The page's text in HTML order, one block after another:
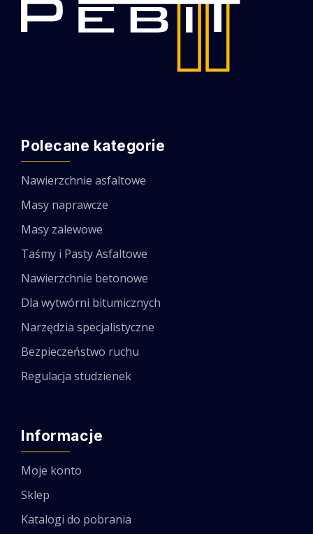
Polecane kategorie
Nawierzchnie asfaltowe
Masy naprawcze
Masy zalewowe
Taśmy i Pasty Asfaltowe
Nawierzchnie betonowe
Dla wytwórni bitumicznych
Narzędzia specjalistyczne
Bezpieczeństwo ruchu
Regulacja studzienek
Informacje
Moje konto
Sklep
Katalogi do pobrania